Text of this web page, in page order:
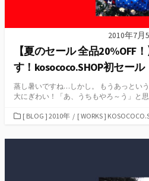
2010年7月
【夏のセール 全品20%OFF
す！kosococo.SHOP初セー
蒸し暑いですね…しかし。 もうあっとい
大にぎわい！「あ、うちもやろ～う」と
カ
ゴ
[ BLOG ] 2010年 / [ WORKS ]